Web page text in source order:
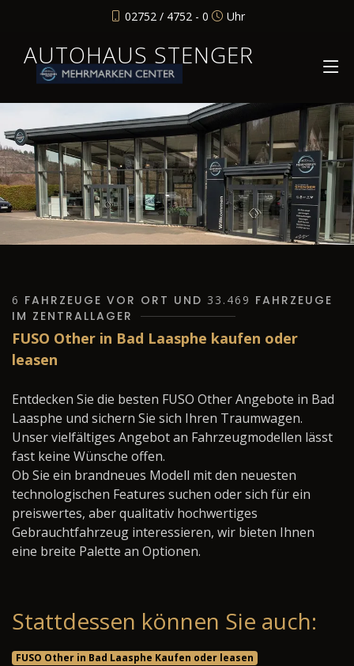
02752 / 4752 - 0 Uhr
AUTOHAUS STENGER
6 FAHRZEUGE VOR ORT UND 33.469 FAHRZEUGE
IM ZENTRALLAGER
FUSO Other in Bad Laasphe kaufen oder
leasen
Entdecken Sie die besten FUSO Other Angebote in Bad
Laasphe und sichern Sie sich Ihren Traumwagen.
Unser vielfältiges Angebot an Fahrzeugmodellen lässt
fast keine Wünsche offen.
Ob Sie ein brandneues Modell mit den neuesten
technologischen Features suchen oder sich für ein
preiswertes, aber qualitativ hochwertiges
Gebrauchtfahrzeug interessieren, wir bieten Ihnen
eine breite Palette an Optionen.
Stattdessen können Sie auch:
FUSO Other in Bad Laasphe Kaufen oder leasen